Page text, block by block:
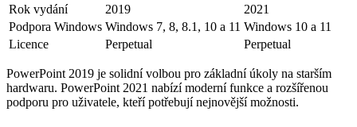
Rok vydání
2019
2021
Podpora Windows Windows 7, 8, 8.1, 10 a 11 Windows 10 a 11
Licence
Perpetual Perpetual
PowerPoint 2019 je solidní volbou pro základní úkoly na starším
hardwaru. PowerPoint 2021 nabízí moderní funkce a rozšířenou
podporu pro uživatele, kteří potřebují nejnovější možnosti.